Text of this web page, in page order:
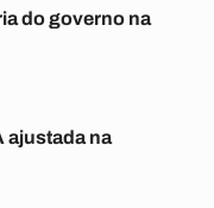
do governo na
ajustada na